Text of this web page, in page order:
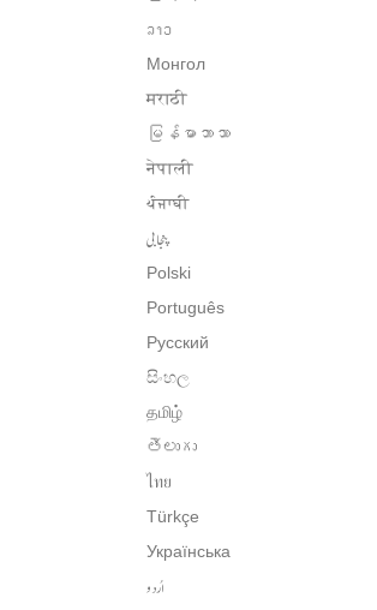
ລາວ
Монгол
मराठी
မြန်မာဘာသာ
नेपाली
ਪੰਜਾਬੀ
پنجابی
Polski
Português
Русский
සිංහල
தமிழ்
తెలుగు
ไทย
Türkçe
Українська
اُردو